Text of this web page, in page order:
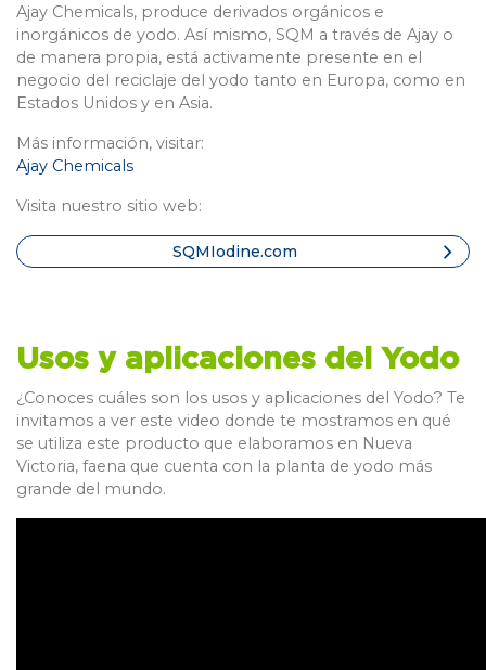
Ajay Chemicals, produce derivados orgánicos e
inorgánicos de yodo. Así mismo, SQM a través de Ajay o
de manera propia, está activamente presente en el
negocio del reciclaje del yodo tanto en Europa, como en
Estados Unidos y en Asia.
Más información, visitar:
Ajay Chemicals
Visita nuestro sitio web:
SQMIodine.com
Usos y aplicaciones del Yodo
¿Conoces cuáles son los usos y aplicaciones del Yodo? Te
invitamos a ver este video donde te mostramos en qué
se utiliza este producto que elaboramos en Nueva
Victoria, faena que cuenta con la planta de yodo más
grande del mundo.